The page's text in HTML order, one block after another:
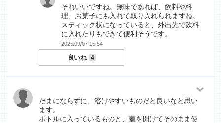
それいいですね。無味であれば、飲料や料
理、お菓子にも入れて取り入れられますね。
スティック状になっていると、外出先で飲料
に入れたりもできて便利そうです。
2025/09/07 15:54
良いね 4
だまにならずに、溶けやすいものだと良いなと思い
ます。
ボトルに入っているものと、蓋を開けてそのまま使